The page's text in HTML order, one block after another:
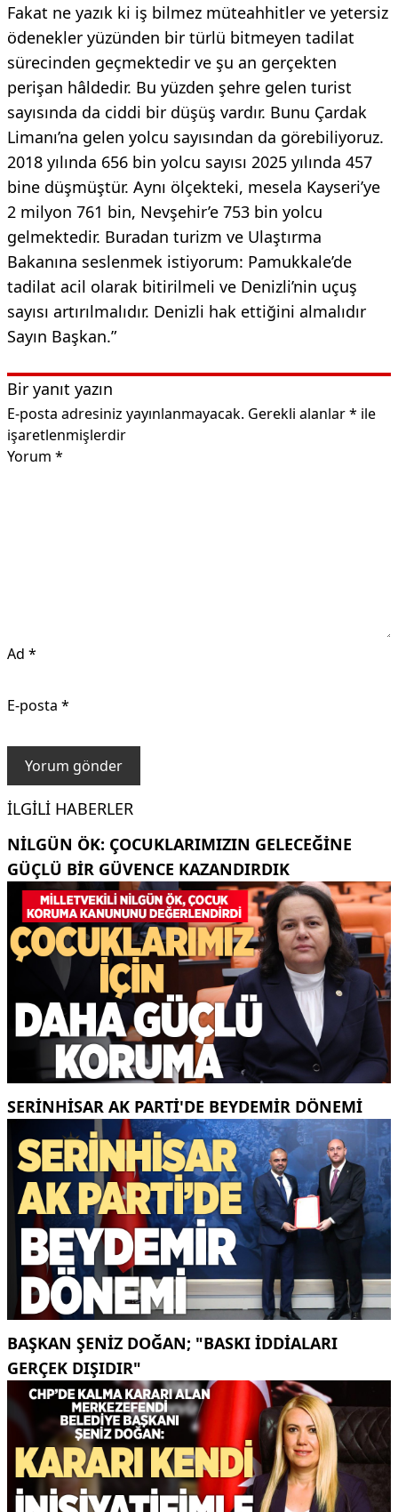
Fakat ne yazık ki iş bilmez müteahhitler ve yetersiz
ödenekler yüzünden bir türlü bitmeyen tadilat
sürecinden geçmektedir ve şu an gerçekten
perişan hâldedir. Bu yüzden şehre gelen turist
sayısında da ciddi bir düşüş vardır. Bunu Çardak
Limanı’na gelen yolcu sayısından da görebiliyoruz.
2018 yılında 656 bin yolcu sayısı 2025 yılında 457
bine düşmüştür. Aynı ölçekteki, mesela Kayseri’ye
2 milyon 761 bin, Nevşehir’e 753 bin yolcu
gelmektedir. Buradan turizm ve Ulaştırma
Bakanına seslenmek istiyorum: Pamukkale’de
tadilat acil olarak bitirilmeli ve Denizli’nin uçuş
sayısı artırılmalıdır. Denizli hak ettiğini almalıdır
Sayın Başkan.”
Bir yanıt yazın
E-posta adresiniz yayınlanmayacak. Gerekli alanlar* ile
işaretlenmişlerdir
Yorum *
Ad *
E-posta *
İLGILI HABERLER
NILGÜN ÖK: ÇOCUKLARIMIZIN GELECEĞINE
GÜÇLÜ BIR GÜVENCE KAZANDIRDIK
SERINHISAR AK PARTI'DE BEYDEMIR DÖNEMI
BAŞKAN ŞENIZ DOĞAN; "BASKI IDDIALARI
GERÇEK DIŞIDIR"